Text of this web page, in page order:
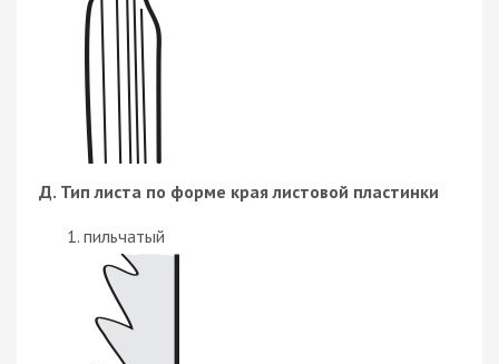
Д. Тип листа по форме края листовой пластинки
пильчатый